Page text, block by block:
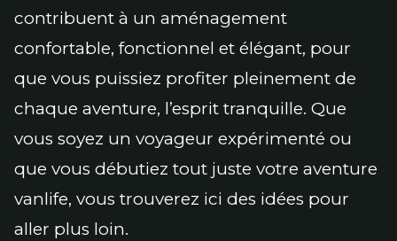
contribuent à un aménagement
confortable, fonctionnel et élégant, pour
que vous puissiez profiter pleinement de
chaque aventure, l’esprit tranquille. Que
vous soyez un voyageur expérimenté ou
que vous débutiez tout juste votre aventure
vanlife, vous trouverez ici des idées pour
aller plus loin.